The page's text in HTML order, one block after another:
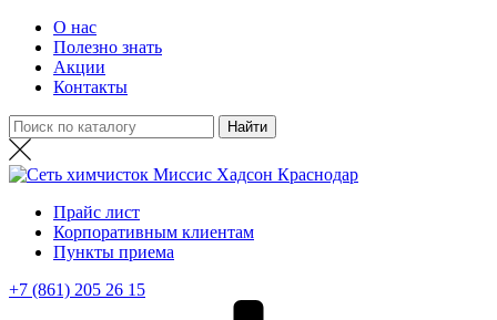
О нас
Полезно знать
Акции
Контакты
Прайс лист
Корпоративным клиентам
Пункты приема
+7 (861) 205 26 15